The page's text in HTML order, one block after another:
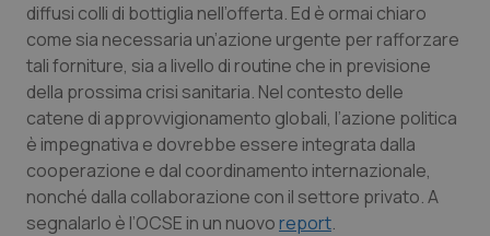
Campania
Emilia-Romagna
Friuli Venezia Giulia
Lazio
Car-T
Colesterolo & coronaropatie
Dermatite Atopica
Diabete & glucometri
diffusi colli di bottiglia nell’offerta. Ed è ormai chiaro
come sia necessaria un’azione urgente per rafforzare
tali forniture, sia a livello di routine che in previsione
della prossima crisi sanitaria. Nel contesto delle
catene di approvvigionamento globali, l’azione politica
è impegnativa e dovrebbe essere integrata dalla
cooperazione e dal coordinamento internazionale,
nonché dalla collaborazione con il settore privato. A
segnalarlo è l’OCSE in un nuovoreport.